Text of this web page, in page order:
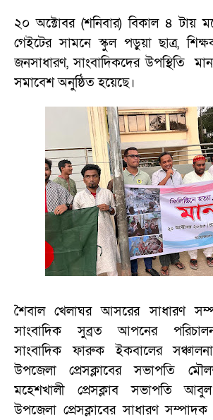
২০ অক্টোবর (শনিবার) বিকাল ৪ টায়
গেইটের সামনে স্কুল পড়ুয়া ছাত্র,
জনসাধারণ, সাংবাদিকদের উপস্থিতি
সমাবেশ অনুষ্ঠিত হয়েছে।
শৈবাল খেলাঘর আসরের সাধারণ
সাংবাদিক সুব্রত আপনের
সাংবাদিক ফারুক ইকবালের
উপজেলা প্রেসক্লাবের সভাপতি
মহেশখালী প্রেসক্লাব সভাপতি
উপজেলা প্রেসক্লাবের সাধারণ